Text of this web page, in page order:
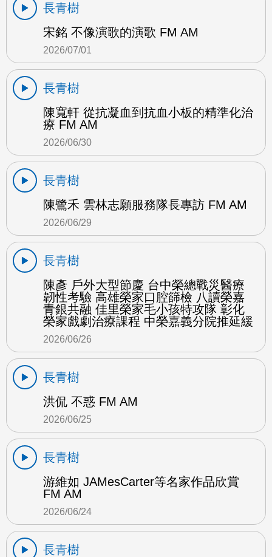
長青樹
宋銘 不像演歌的演歌 FM AM
2026/07/01
長青樹
陳寬軒 從抗凝血到抗血小板的精準化治
療 FM AM
2026/06/30
長青樹
陳鷺禾 雲林志願服務隊長專訪 FM AM
2026/06/29
長青樹
陳彥 戶外大型節慶 台中榮總戰災醫療
韌性考驗 高雄榮家口腔篩檢 八讀榮嘉
青銀共融 佳里榮家毛小孩特攻隊 彰化
榮家戲劇治療課程 中榮嘉義分院推延緩
2026/06/26
長青樹
洪侃 不惑 FM AM
2026/06/25
長青樹
游維如 JAMesCarter等名家作品欣賞
FM AM
2026/06/24
長青樹